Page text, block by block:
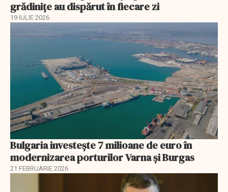
grădinițe au dispărut în fiecare zi
19 IULIE 2026
Bulgaria investește 7 milioane de euro în
modernizarea porturilor Varna și Burgas
21 FEBRUARIE 2026